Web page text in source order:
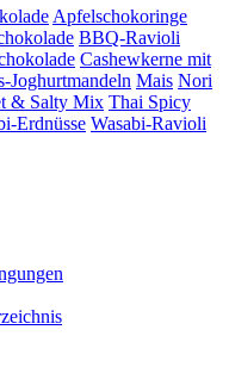
Apfelschokoringe
BBQ-Ravioli
Cashewkerne mit
Joghurtmandeln Mais Nori
& Salty Mix Thai Spicy
Erdnüsse Wasabi-Ravioli